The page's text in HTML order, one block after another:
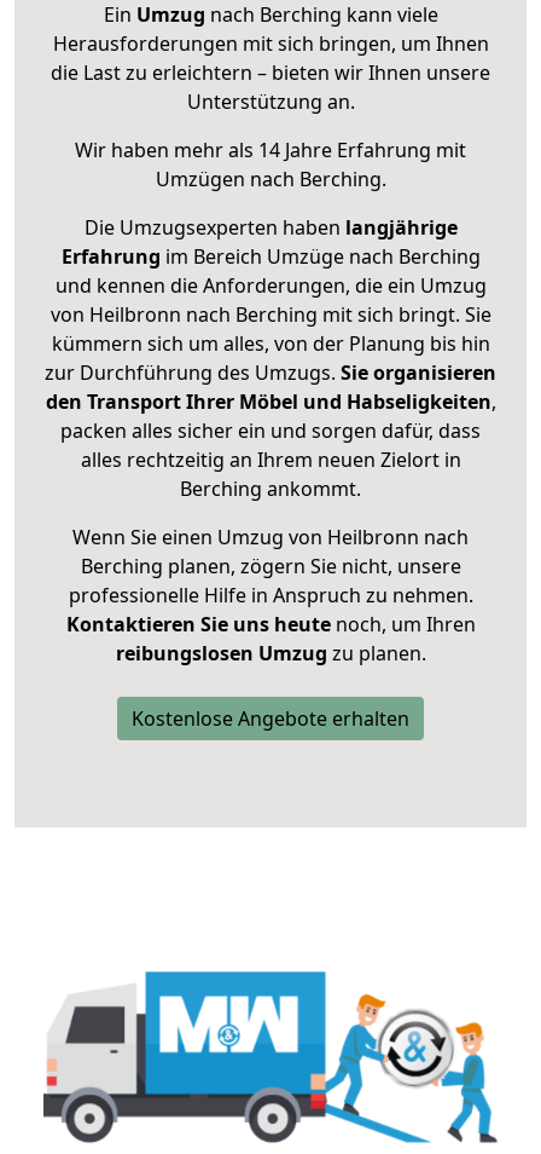
Ein Umzug nach Berching kann viele
Herausforderungen mit sich bringen, um Ihnen
die Last zu erleichtern – bieten wir Ihnen unsere
Unterstützung an.
Wir haben mehr als 14 Jahre Erfahrung mit
Umzügen nach Berching.
Die Umzugsexperten haben langjährige
Erfahrung im Bereich Umzüge nach Berching
und kennen die Anforderungen, die ein Umzug
von Heilbronn nach Berching mit sich bringt. Sie
kümmern sich um alles, von der Planung bis hin
zur Durchführung des Umzugs. Sie organisieren
den Transport Ihrer Möbel und Habseligkeiten,
packen alles sicher ein und sorgen dafür, dass
alles rechtzeitig an Ihrem neuen Zielort in
Berching ankommt.
Wenn Sie einen Umzug von Heilbronn nach
Berching planen, zögern Sie nicht, unsere
professionelle Hilfe in Anspruch zu nehmen.
Kontaktieren Sie uns heutenoch, um Ihren
reibungslosen Umzug zu planen.
Kostenlose Angebote erhalten